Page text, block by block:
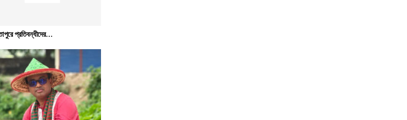
প্রতিবন্ধীদের...